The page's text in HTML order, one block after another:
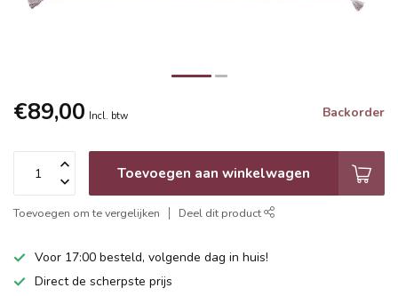
€89,00 Incl. btw Backorder
Toevoegen aan winkelwagen
Toevoegen om te vergelijken Deel dit product
Voor 17:00 besteld, volgende dag in huis!
Direct de scherpste prijs